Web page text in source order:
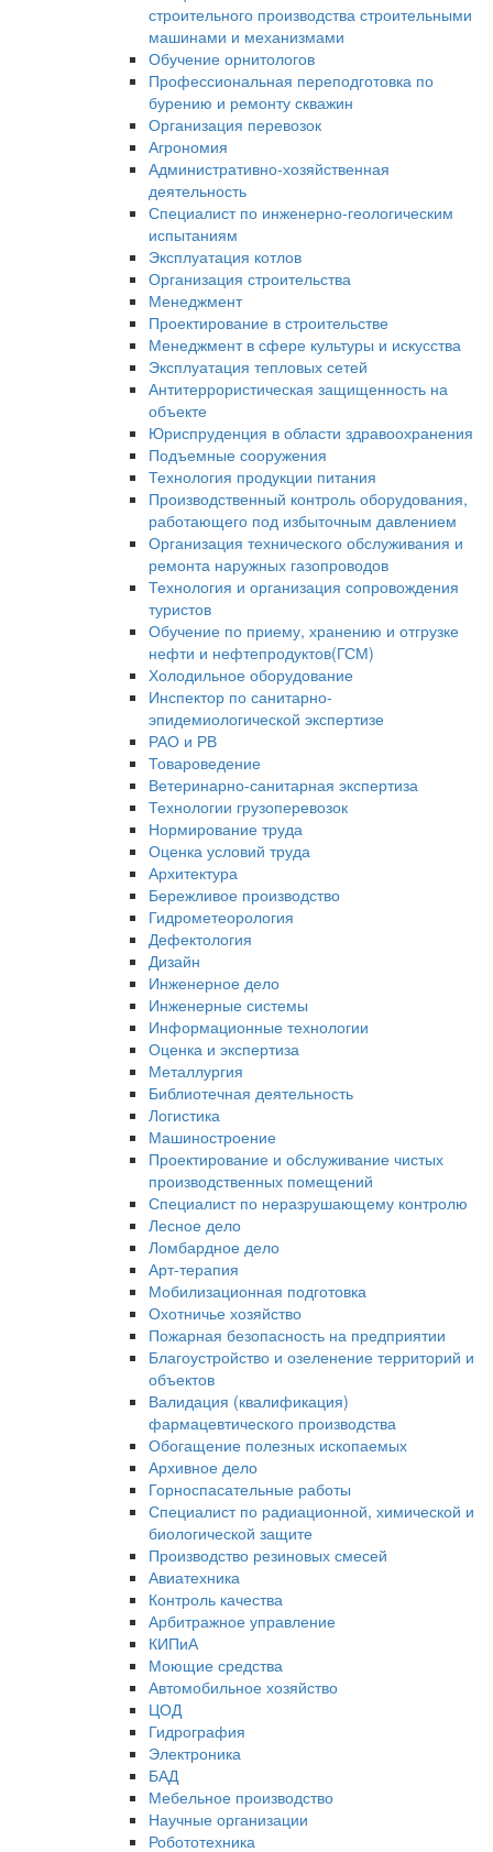
строительного производства строительными
машинами и механизмами
Обучение орнитологов
Профессиональная переподготовка по
бурению и ремонту скважин
Организация перевозок
Агрономия
Административно-хозяйственная
деятельность
Специалист по инженерно-геологическим
испытаниям
Эксплуатация котлов
Организация строительства
Менеджмент
Проектирование в строительстве
Менеджмент в сфере культуры и искусства
Эксплуатация тепловых сетей
Антитеррористическая защищенность на
объекте
Юриспруденция в области здравоохранения
Подъемные сооружения
Технология продукции питания
Производственный контроль оборудования,
работающего под избыточным давлением
Организация технического обслуживания и
ремонта наружных газопроводов
Технология и организация сопровождения
туристов
Обучение по приему, хранению и отгрузке
нефти и нефтепродуктов(ГСМ)
Холодильное оборудование
Инспектор по санитарно-
эпидемиологической экспертизе
РАО и РВ
Товароведение
Ветеринарно-санитарная экспертиза
Технологии грузоперевозок
Нормирование труда
Оценка условий труда
Архитектура
Бережливое производство
Гидрометеорология
Дефектология
Дизайн
Инженерное дело
Инженерные системы
Информационные технологии
Оценка и экспертиза
Металлургия
Библиотечная деятельность
Логистика
Машиностроение
Проектирование и обслуживание чистых
производственных помещений
Специалист по неразрушающему контролю
Лесное дело
Ломбардное дело
Арт-терапия
Мобилизационная подготовка
Охотничье хозяйство
Пожарная безопасность на предприятии
Благоустройство и озеленение территорий и
объектов
Валидация (квалификация)
фармацевтического производства
Обогащение полезных ископаемых
Архивное дело
Горноспасательные работы
Специалист по радиационной, химической и
биологической защите
Производство резиновых смесей
Авиатехника
Контроль качества
Арбитражное управление
КИПиА
Моющие средства
Автомобильное хозяйство
ЦОД
Гидрография
Электроника
БАД
Мебельное производство
Научные организации
Робототехника